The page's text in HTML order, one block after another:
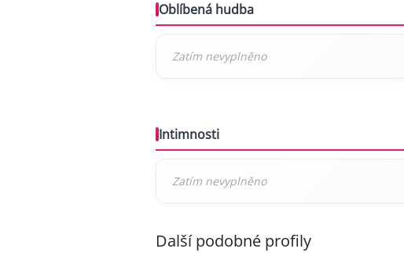
Oblíbená hudba
Intimnosti
Další podobné profily